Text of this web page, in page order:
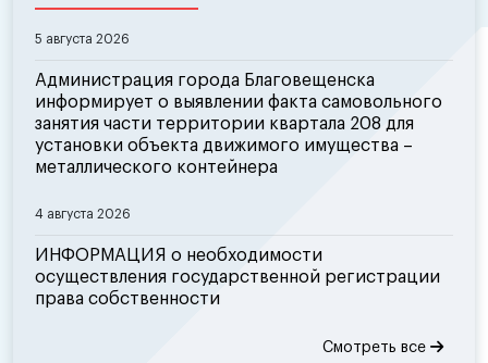
5 августа 2026
Администрация города Благовещенска
информирует о выявлении факта самовольного
занятия части территории квартала 208 для
установки объекта движимого имущества –
металлического контейнера
4 августа 2026
ИНФОРМАЦИЯ о необходимости
осуществления государственной регистрации
права собственности
Смотреть все